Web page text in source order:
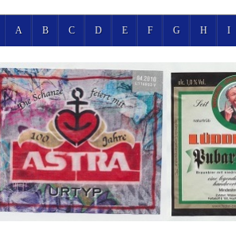
A B C D E F G H I